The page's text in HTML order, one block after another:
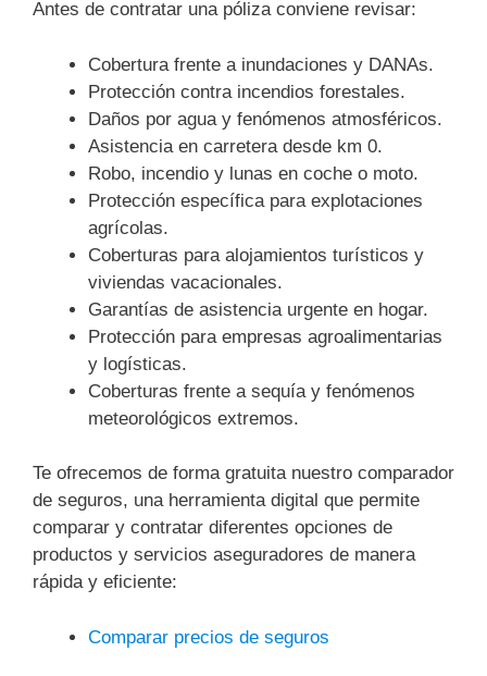
Antes de contratar una póliza conviene revisar:
Cobertura frente a inundaciones y DANAs.
Protección contra incendios forestales.
Daños por agua y fenómenos atmosféricos.
Asistencia en carretera desde km 0.
Robo, incendio y lunas en coche o moto.
Protección específica para explotaciones
agrícolas.
Coberturas para alojamientos turísticos y
viviendas vacacionales.
Garantías de asistencia urgente en hogar.
Protección para empresas agroalimentarias
y logísticas.
Coberturas frente a sequía y fenómenos
meteorológicos extremos.
Te ofrecemos de forma gratuita nuestro comparador
de seguros, una herramienta digital que permite
comparar y contratar diferentes opciones de
productos y servicios aseguradores de manera
rápida y eficiente:
Comparar precios de seguros